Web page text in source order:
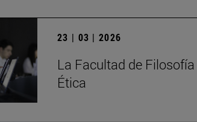
23 | 03 | 2026
La Facultad de
Ética